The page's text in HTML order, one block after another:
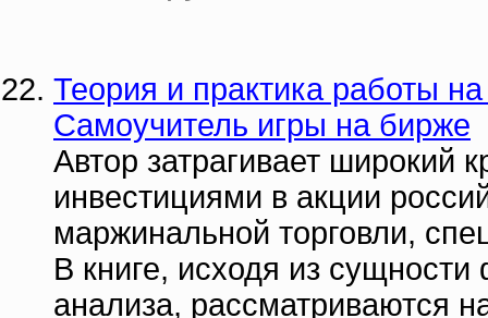
Теория и практика работы
Самоучитель игры на бирже
Автор затрагивает широкий
инвестициями в акции
маржинальной торговли,
В книге, исходя из сущности
анализа, рассматриваются